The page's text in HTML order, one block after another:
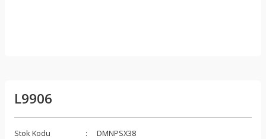
L9906
Stok Kodu
DMNPSX38